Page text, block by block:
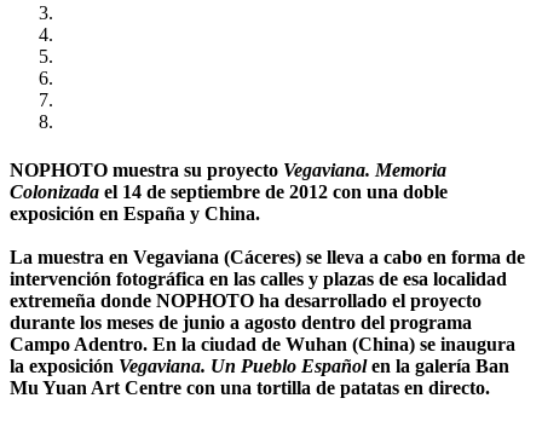
NOPHOTO muestra su proyecto Vegaviana. Memoria
Colonizada el 14 de septiembre de 2012 con una doble
exposición en España y China.
La muestra en Vegaviana (Cáceres) se lleva a cabo en forma de
intervención fotográfica en las calles y plazas de esa localidad
extremeña donde NOPHOTO ha desarrollado el proyecto
durante los meses de junio a agosto dentro del programa
Campo Adentro. En la ciudad de Wuhan (China) se inaugura
la exposición Vegaviana. Un Pueblo Españolen la galería Ban
Mu Yuan Art Centre con una tortilla de patatas en directo.